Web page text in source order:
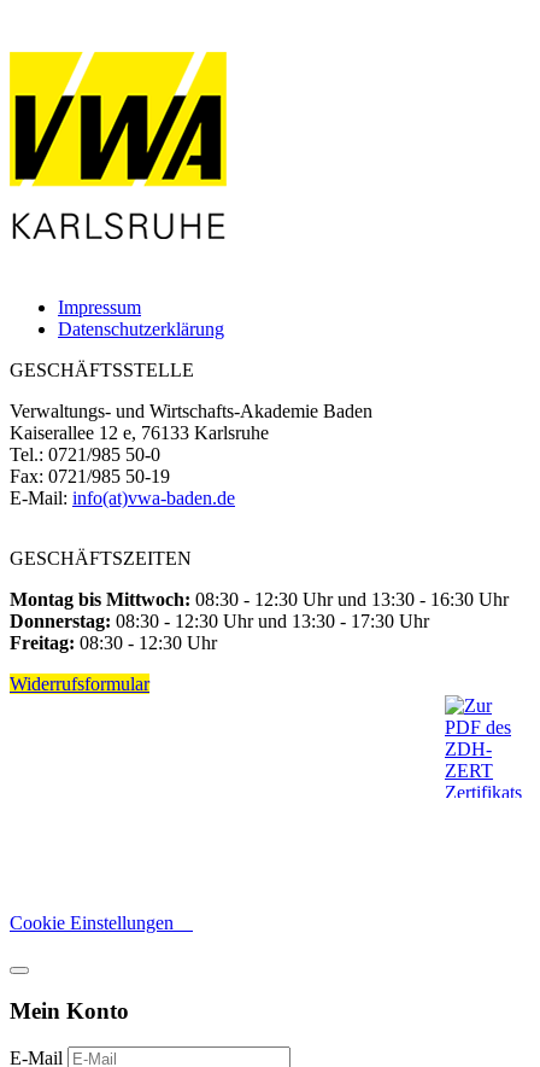
Impressum
Datenschutzerklärung
GESCHÄFTSSTELLE
Verwaltungs- und Wirtschafts-Akademie Baden
Kaiserallee 12 e, 76133 Karlsruhe
Tel.: 0721/985 50-0
Fax: 0721/985 50-19
E-Mail: info(at)vwa-baden.de
GESCHÄFTSZEITEN
Montag bis Mittwoch: 08:30 - 12:30 Uhr und 13:30 - 16:30 Uhr
Donnerstag: 08:30 - 12:30 Uhr und 13:30 - 17:30 Uhr
Freitag: 08:30 - 12:30 Uhr
Widerrufsformular
Cookie Einstellungen
Mein Konto
E-Mail